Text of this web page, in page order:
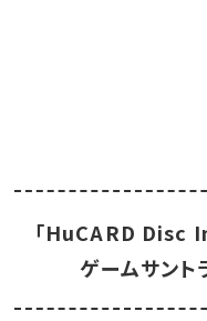
「HuCARD Disc
ゲームサント